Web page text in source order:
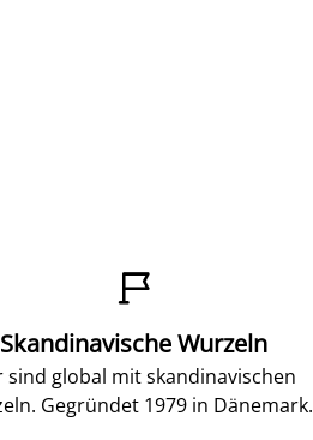

Skandinavische Wurzeln
sind global mit skandinavischen
Gegründet 1979 in Dänemark.